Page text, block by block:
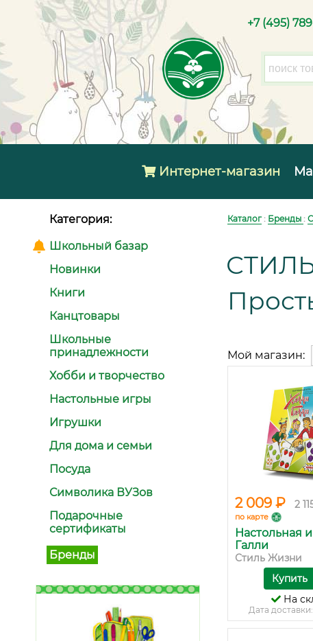
+7 (495)
Интернет-магазин
Категория:
Школьный базар
Новинки
Книги
Канцтовары
Школьные
принадлежности
Хобби и творчество
Настольные игры
Игрушки
Для дома и семьи
Посуда
Символика ВУЗов
Подарочные
сертификаты
Бренды
Каталог: Бренды :
Мой магазин:
2 009 ₽ 2
по карте
Настольная
Галли
Стиль Жизни
Купить
На
Дата доставки: